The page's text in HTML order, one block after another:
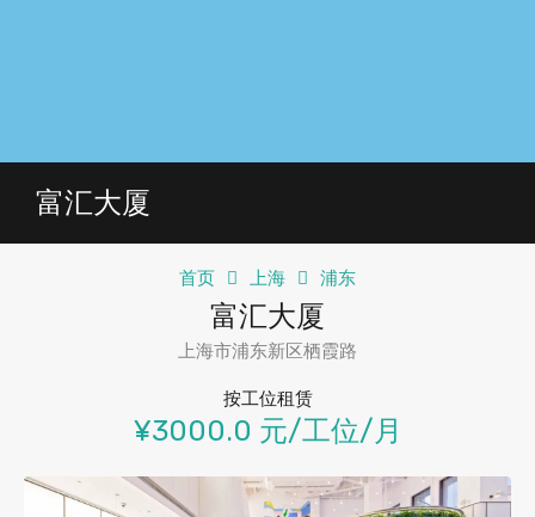
富汇大厦
首页 上海 浦东
富汇大厦
上海市浦东新区栖霞路
按工位租赁
¥3000.0 元/工位/月